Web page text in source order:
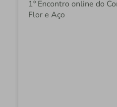
1º Encontro online do
Flor e Aço